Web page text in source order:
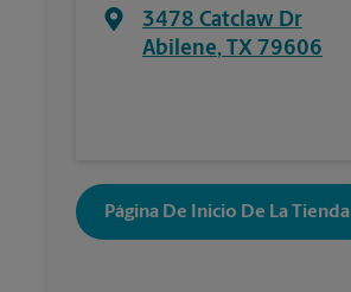
3478 Catclaw Dr
Abilene, TX 79606
Página De Inicio De La Tienda